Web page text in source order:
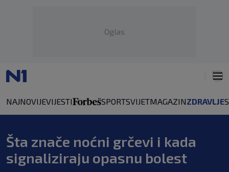
Oglas
NAJNOVIJEVIJESTI SPORTSVIJETMAGAZINZDRAVLJE
Šta znače noćni grčevi i kada
signaliziraju opasnu bolest